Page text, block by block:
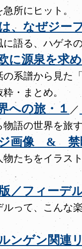
所にヒット。
、なぜジー
語る、ハゲネ
に源泉を求
系譜から見た
・まとめ。
への旅・１ ／
語の世界を旅
画像 & 禁
ちをイラスト
／フィーデ
って、こんな
ンゲン関連